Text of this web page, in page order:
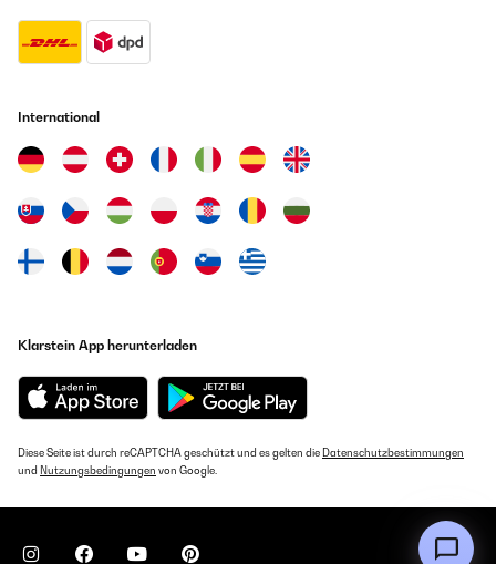
International
Klarstein App herunterladen
Diese Seite ist durch reCAPTCHA geschützt und es gelten die Datenschutzbestimmungen
und Nutzungsbedingungen von Google.